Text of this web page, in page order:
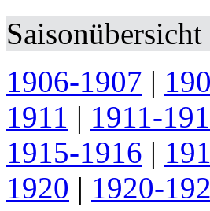
Saisonübersicht
1906-1907 |
1911 | 1911-
1915-1916 |
1920 | 1920-